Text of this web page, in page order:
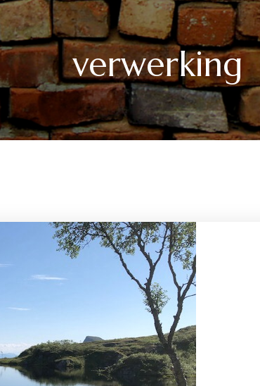
verwerking